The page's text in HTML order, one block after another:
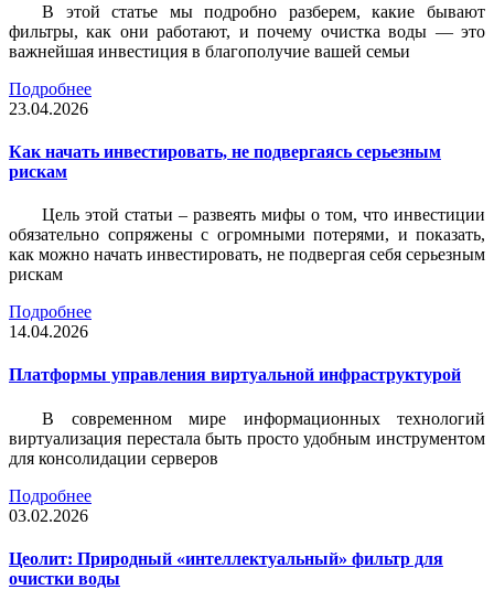
В этой статье мы подробно разберем, какие бывают
фильтры, как они работают, и почему очистка воды — это
важнейшая инвестиция в благополучие вашей семьи
Подробнее
23.04.2026
Как начать инвестировать, не подвергаясь серьезным
рискам
Цель этой статьи – развеять мифы о том, что инвестиции
обязательно сопряжены с огромными потерями, и показать,
как можно начать инвестировать, не подвергая себя серьезным
рискам
Подробнее
14.04.2026
Платформы управления виртуальной инфраструктурой
В современном мире информационных технологий
виртуализация перестала быть просто удобным инструментом
для консолидации серверов
Подробнее
03.02.2026
Цеолит: Природный «интеллектуальный» фильтр для
очистки воды